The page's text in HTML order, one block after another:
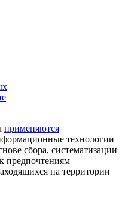
применяются
технологии
сбора, систематизации
предпочтениям
на территории